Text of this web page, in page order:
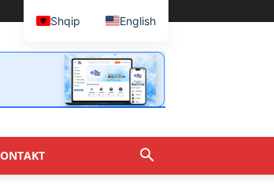
Shqip English